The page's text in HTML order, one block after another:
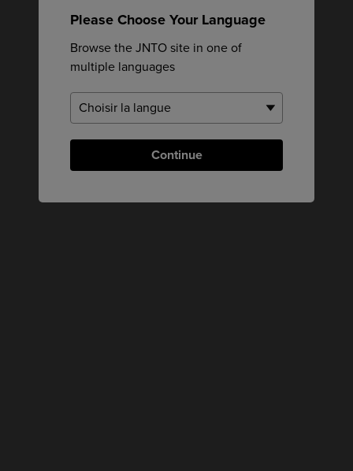
Please Choose Your Language
Browse the JNTO site in one of
multiple languages
Continue